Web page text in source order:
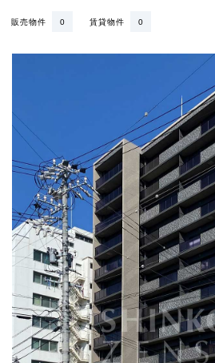
賃貸物件 0
販売物件 0